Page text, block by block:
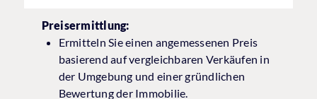
Preisermittlung:
Ermitteln Sie einen angemessenen Preis
basierend auf vergleichbaren Verkäufen in
der Umgebung und einer gründlichen
Bewertung der Immobilie.